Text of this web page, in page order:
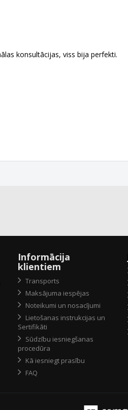
konsultācijas, viss bija perfekti.
Informācija
klientiem
Transports
Maksājuma iespējas
Noteikumi un nosacījumi
Lietošanas instrukcijas un
Sertifikāti
Sūdzību iesniegšanas
procedūra
Kā iesniegt prasību
FAQ